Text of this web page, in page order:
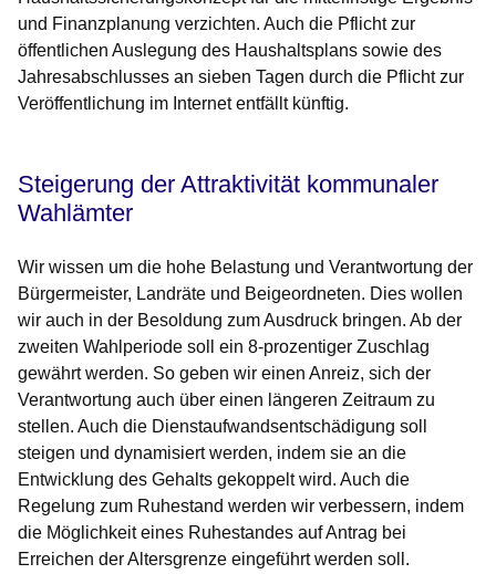
und Finanzplanung verzichten. Auch die Pflicht zur
öffentlichen Auslegung des Haushaltsplans sowie des
Jahresabschlusses an sieben Tagen durch die Pflicht zur
Veröffentlichung im Internet entfällt künftig.
Steigerung der Attraktivität kommunaler
Wahlämter
Wir wissen um die hohe Belastung und Verantwortung der
Bürgermeister, Landräte und Beigeordneten. Dies wollen
wir auch in der Besoldung zum Ausdruck bringen. Ab der
zweiten Wahlperiode soll ein 8-prozentiger Zuschlag
gewährt werden. So geben wir einen Anreiz, sich der
Verantwortung auch über einen längeren Zeitraum zu
stellen. Auch die Dienstaufwandsentschädigung soll
steigen und dynamisiert werden, indem sie an die
Entwicklung des Gehalts gekoppelt wird. Auch die
Regelung zum Ruhestand werden wir verbessern, indem
die Möglichkeit eines Ruhestandes auf Antrag bei
Erreichen der Altersgrenze eingeführt werden soll.